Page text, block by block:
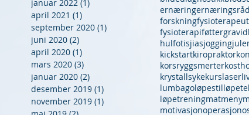
januar 2022 (1)
april 2021 (1)
september 2020 (1)
juni 2020 (2)
april 2020 (1)
mars 2020 (3)
januar 2020 (2)
desember 2019 (1)
november 2019 (1)
ernæring
forskningfysioterapeut
fysioterapiføttergravid
hulfotisjiasjogging
kickstartkiropraktor
korsryggsmerter
krystallsykekurslaser
lumbagoløpestil
løpetreningmatmeny
motivasjonoperasjon
Vektnedgang og trening
- Et eksempel på godt
samarbeid
Vi kan rygg!